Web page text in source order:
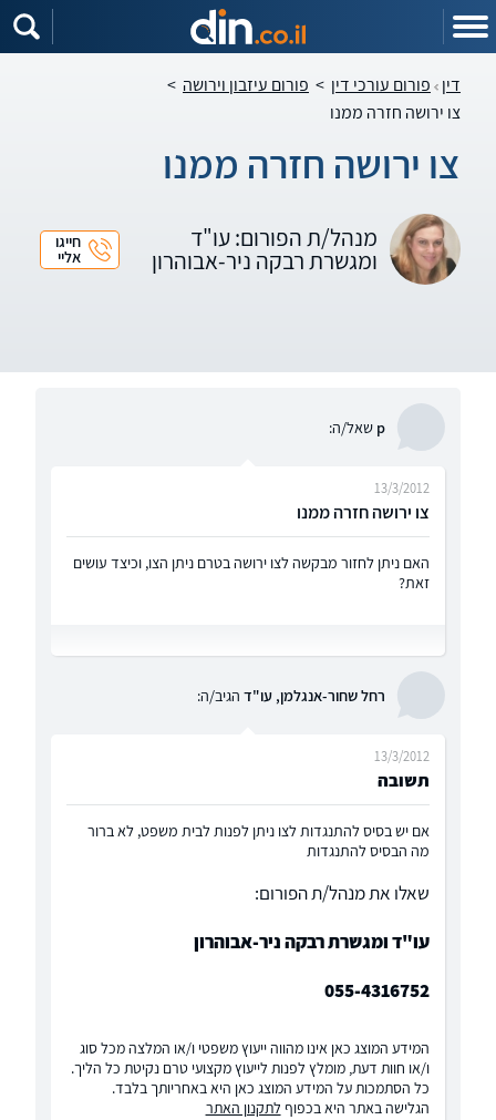
דין פורום עורכי דין > פורום עיזבון וירושה >
צו ירושה חזרה ממנו
צו ירושה חזרה ממנו
מנהל/ת הפורום: עו"ד
ומגשרת רבקה ניר-אבוהרון
חייגו
אליי
p שאל/ה:
צו ירושה חזרה ממנו
13/3/2012
האם ניתן לחזור מבקשה לצו ירושה בטרם ניתן הצו, וכיצד עושים
זאת?
רחל שחור-אנגלמן, עו"ד הגיב/ה:
תשובה
13/3/2012
אם יש בסיס להתנגדות לצו ניתן לפנות לבית משפט, לא ברור
מה הבסיס להתנגדות
שאלו את מנהל/ת הפורום:
עו"ד ומגשרת רבקה ניר-אבוהרון
055-4316752
המידע המוצג כאן אינו מהווה ייעוץ משפטי ו/או המלצה מכל סוג
ו/או חוות דעת, מומלץ לפנות לייעוץ מקצועי טרם נקיטת כל הליך.
כל הסתמכות על המידע המוצג כאן היא באחריותך בלבד.
הגלישה באתר היא בכפוף לתקנון האתר